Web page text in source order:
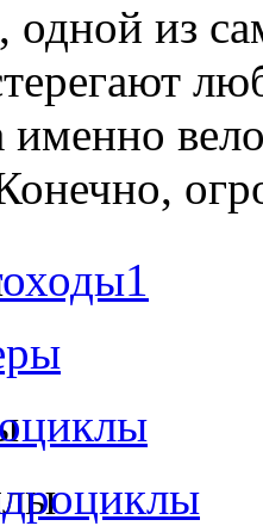
одной из
именно